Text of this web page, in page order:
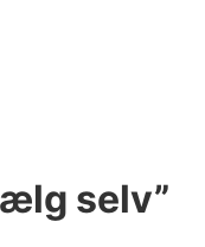
selv”